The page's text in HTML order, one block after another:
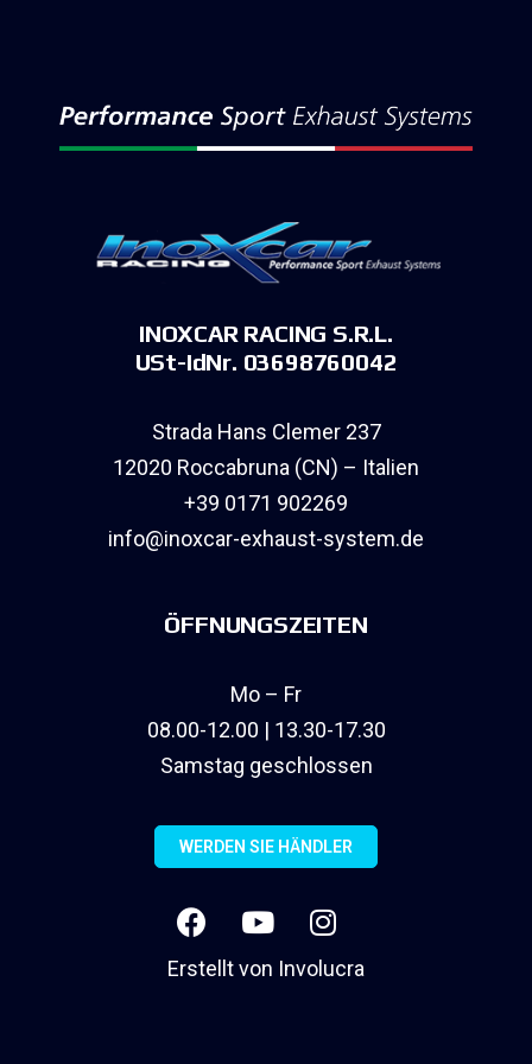
INOXCAR RACING S.R.L.
USt-IdNr. 03698760042
Strada Hans Clemer 237
12020 Roccabruna (CN) – Italien
+39 0171 902269
info@inoxcar-exhaust-system.de
ÖFFNUNGSZEITEN
Mo – Fr
08.00-12.00 | 13.30-17.30
Samstag geschlossen
WERDEN SIE HÄNDLER
Erstellt von Involucra